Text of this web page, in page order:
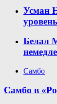
Усман
Белал
Самбо
Самбо в